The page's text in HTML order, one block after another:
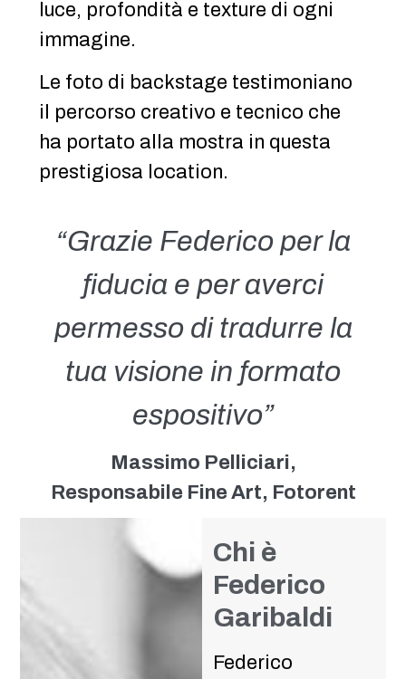
luce, profondità e texture di ogni
immagine.
Le foto di backstage testimoniano
il percorso creativo e tecnico che
ha portato alla mostra in questa
prestigiosa location.
“Grazie Federico per la
fiducia e per averci
permesso di tradurre la
tua visione in formato
espositivo”
Massimo Pelliciari,
Responsabile Fine Art, Fotorent
Chi è
Federico
Garibaldi
Federico